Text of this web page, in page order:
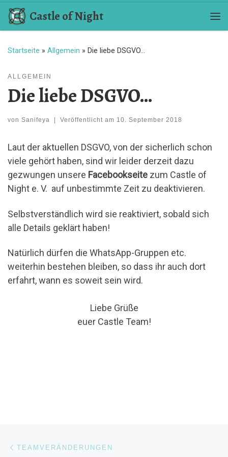
Zum Inhalt springen
Castle of Night
Startseite » Allgemein » Die liebe DSGVO…
ALLGEMEIN
Die liebe DSGVO…
von Sanifeya Veröffentlicht am 10. September 2018
Laut der aktuellen DSGVO, von der sicherlich schon
viele gehört haben, sind wir leider derzeit dazu
gezwungen unsere Facebookseite zum Castle of
Night e. V. auf unbestimmte Zeit zu deaktivieren.
Selbstverständlich wird sie reaktiviert, sobald sich
alle Details geklärt haben!
Natürlich dürfen die WhatsApp-Gruppen etc.
weiterhin bestehen bleiben, so dass ihr auch dort
erfahrt, wann es soweit sein wird.
Liebe Grüße
euer Castle Team!
Beitragsnavigation
TEAMVERÄNDERUNGEN